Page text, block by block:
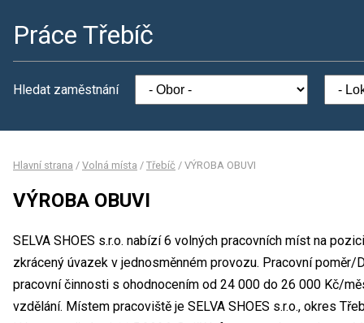
Práce Třebíč
Hledat zaměstnání
Hlavní strana / Volná místa / Třebíč / VÝROBA OBUVI
VÝROBA OBUVI
SELVA SHOES s.r.o. nabízí 6 volných pracovních míst na
zkrácený úvazek v jednosměnném provozu. Pracovní
pracovní činnosti s ohodnocením od 24 000 do 26 000 Kč/
vzdělání. Místem pracoviště je SELVA SHOES s.r.o., okres